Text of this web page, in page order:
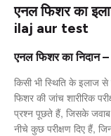
एनल फिशर का
ilaj aur test
एनल फिशर का
किसी भी स्थिति के इलाज से
फिशर की जांच शारीरिक
प्रश्न पूछते हैं, जिसके जवाब
नीचे कुछ परीक्षण दिए हैं,